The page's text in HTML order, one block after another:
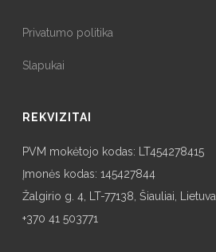
Privatumo politika
Slapukai
REKVIZITAI
PVM mokėtojo kodas: LT454278415
Įmonės kodas: 145427844
Žalgirio g. 4, LT-77138, Šiauliai, Lietuva
+370 41 503771